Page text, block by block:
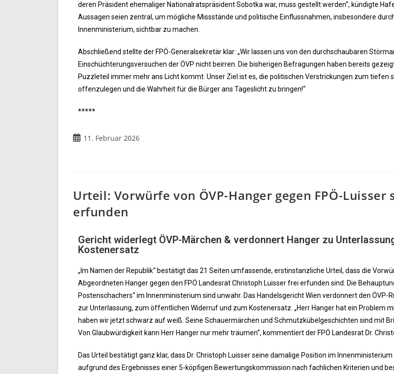
deren Präsident ehemaliger Nationalratspräsident Sobotka war, muss gestellt werden“, kündigte
Aussagen seien zentral, um mögliche Missstände und politische Einflussnahmen, insbesondere
Innenministerium, sichtbar zu machen.
Abschließend stellte der FPÖ-Generalsekretär klar: „Wir lassen uns von den durchschaubaren
Einschüchterungsversuchen der ÖVP nicht beirren. Die bisherigen Befragungen haben bereits
Puzzleteil immer mehr ans Licht kommt. Unser Ziel ist es, die politischen Verstrickungen zum tiefen
offenzulegen und die Wahrheit für die Bürger ans Tageslicht zu bringen!“
*****
11. Februar 2026
Urteil: Vorwürfe von ÖVP-Hanger gegen FPÖ-Luisser
erfunden
Gericht widerlegt ÖVP-Märchen & verdonnert Hanger zu
Kostenersatz
„Im Namen der Republik“ bestätigt das 21 Seiten umfassende, erstinstanzliche Urteil, dass die
Abgeordneten Hanger gegen den FPÖ Landesrat Christoph Luisser frei erfunden sind. Die
Postenschachers“ im Innenministerium sind unwahr. Das Handelsgericht Wien verdonnert den ÖVP-
zur Unterlassung, zum öffentlichen Widerruf und zum Kostenersatz. „Herr Hanger hat ein Problem
haben wir jetzt schwarz auf weiß. Seine Schauermärchen und Schmutzkübelgeschichten sind mit
Von Glaubwürdigkeit kann Herr Hanger nur mehr träumen“, kommentiert der FPÖ Landesrat Dr.
Das Urteil bestätigt ganz klar, dass Dr. Christoph Luisser seine damalige Position im
aufgrund des Ergebnisses einer 5-köpfigen Bewertungskommission nach fachlichen Kriterien und